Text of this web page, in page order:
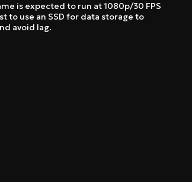
is expected to run at 1080p/30 FPS
to use an SSD for data storage to
avoid lag.